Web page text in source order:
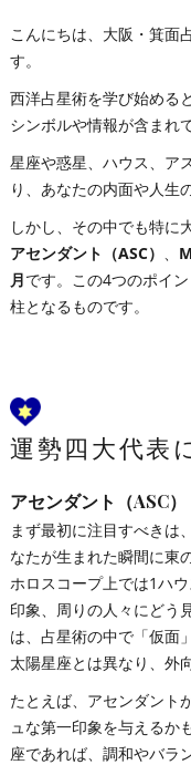
こんにちは、大阪・箕面
す。
西洋占星術を学び始める
シンボルや情報が含まれ
星座や惑星、ハウス、ア
り、あなたの内面や人生
しかし、その中でも特に
アセンダント（ASC） 、
月です。この4つのポイ
柱となるものです。
運勢四大代表
アセンダント（ASC）
まず最初に注目すべきは、
なたが生まれた瞬間に東
ホロスコープ上では1ハ
印象、周りの人々にどう
は、占星術の中で「仮面
太陽星座とは異なり、外
たとえば、アセンダント
ュな第一印象を与えるか
座であれば、調和やバラ